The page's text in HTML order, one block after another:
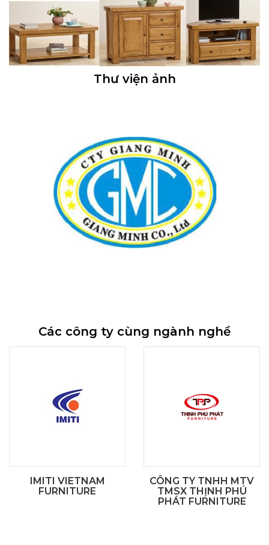
Thư viện ảnh
Các công ty cùng ngành nghề
IMITI VIETNAM
FURNITURE
CÔNG TY TNHH MTV
TMSX THỊNH PHÚ
PHÁT FURNITURE